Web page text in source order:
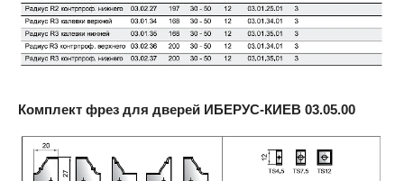
Комплект фрез для дверей ИБЕРУС-КИЕВ 03.05.00